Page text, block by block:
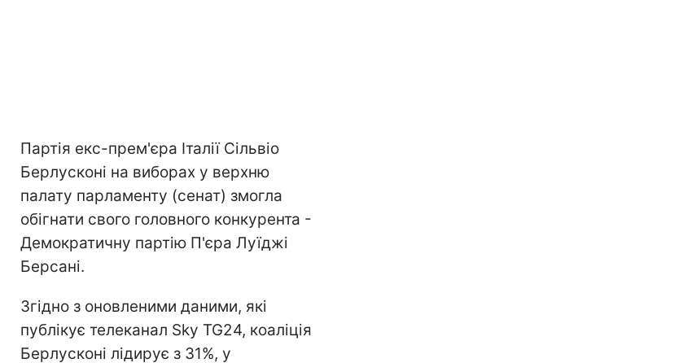
Партія екс-прем'єра Італії Сільвіо
Берлусконі на виборах у верхню
палату парламенту (сенат) змогла
обігнати свого головного конкурента -
Демократичну партію П'єра Луїджі
Берсані.
Згідно з оновленими даними, які
публікує телеканал Sky TG24, коаліція
Берлусконі лідирує з 31%, у